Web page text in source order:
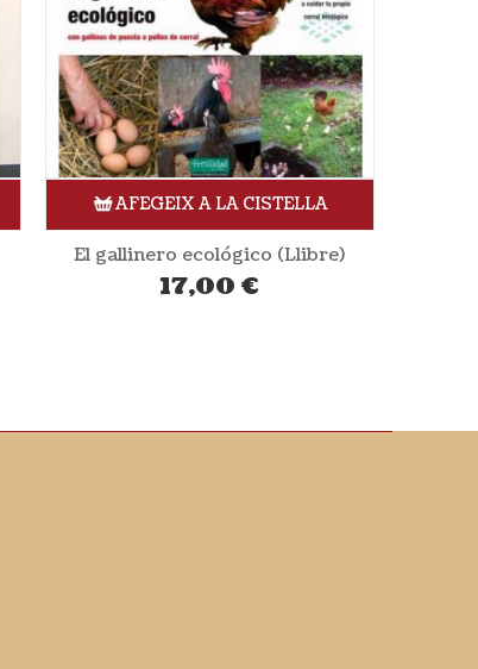
AFEGEIX A LA CISTELLA
20,00€